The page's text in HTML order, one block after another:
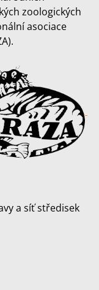
zoologických
asociace
a síť středisek